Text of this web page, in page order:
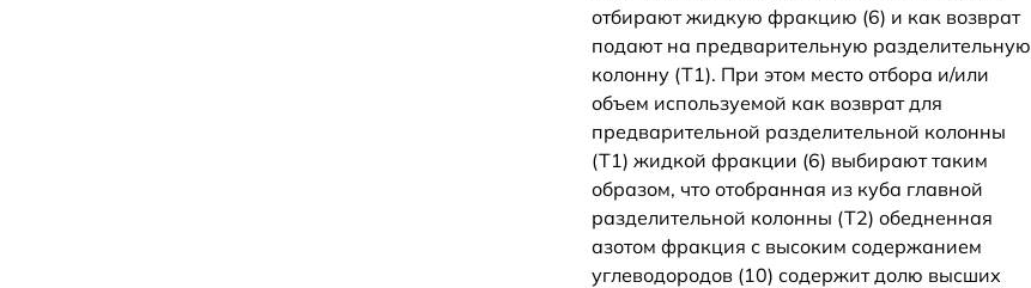
отбирают жидкую фракцию (6) и как возврат
подают на предварительную разделительную
колонну (Т1). При этом место отбора и/или
объем используемой как возврат для
предварительной разделительной колонны
(Т1) жидкой фракции (6) выбирают таким
образом, что отобранная из куба главной
разделительной колонны (Т2) обедненная
азотом фракция с высоким содержанием
углеводородов (10) содержит долю высших